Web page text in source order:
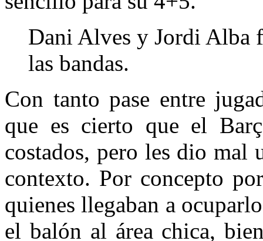
Dani Alves y Jordi Alba
las bandas.
Con tanto pase entre
que es cierto que el
costados, pero les dio mal
contexto. Por concepto
quienes llegaban a
el balón al área chica,